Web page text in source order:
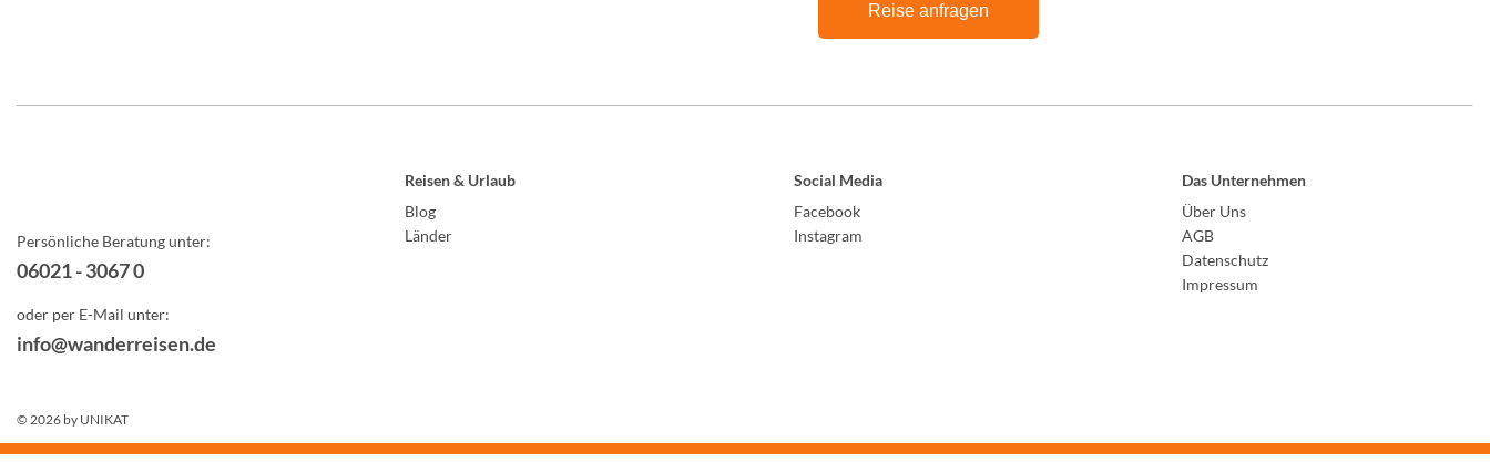
Reise anfragen
Persönliche Beratung unter:
06021 - 3067 0
oder per E-Mail unter:
info@wanderreisen.de
Reisen & Urlaub
Blog
Länder
Social Media
Facebook
Instagram
Das Unternehmen
Über Uns
AGB
Datenschutz
Impressum
© 2026 by UNIKAT